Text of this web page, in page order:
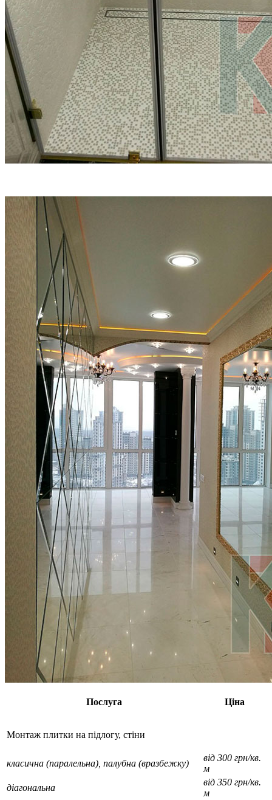
Послуга Ціна
Монтаж плитки на підлогу, стіни
класична (паралельна), палубна (вразбежку)
від 300 грн/кв.
м
діагональна
від 350 грн/кв.
м